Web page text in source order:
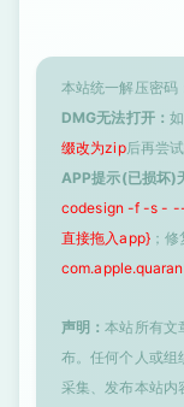
本站统一解压密码
DMG无法打开：
缀改为zip后再尝试
APP提示(已损坏)
codesign -f -s -
直接拖入app}；修
声明：本站所有文
布。任何个人或组
采集、发布本站内